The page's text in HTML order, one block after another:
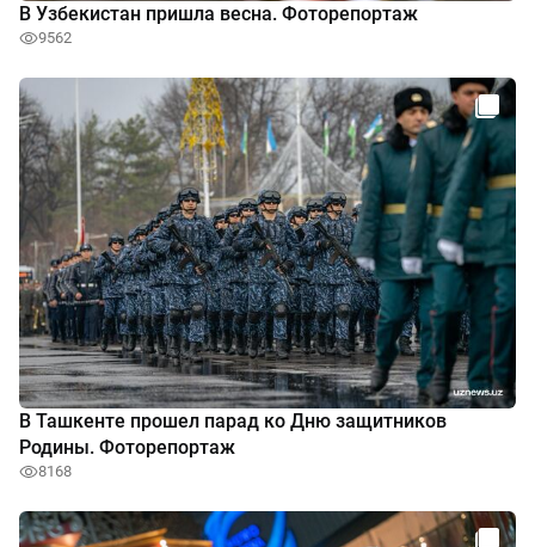
В Узбекистан пришла весна. Фоторепортаж
9562
В Ташкенте прошел парад ко Дню защитников
Родины. Фоторепортаж
8168